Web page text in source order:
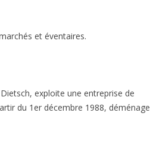
et éventaires.
exploite une entreprise de
du 1er décembre 1988, déménage